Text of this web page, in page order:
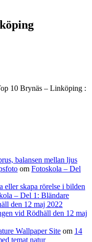
10 Brynäs – Linköping :
balansen mellan ljus
om Fotoskola – Del
eller skapa rörelse i bilden
– Del 1: Bländare
den 12 maj 2022
vid Rödhäll den 12 maj
Wallpaper Site om 14
temat natur